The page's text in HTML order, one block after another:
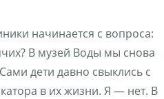
начинается с вопроса:
В музей Воды мы снова
дети давно свыклись с
в их жизни. Я — нет. В